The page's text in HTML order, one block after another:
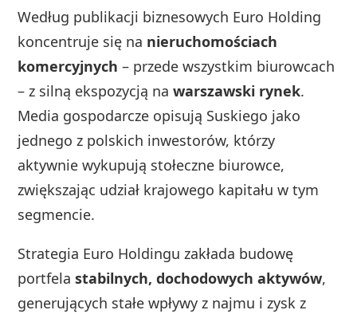
Według publikacji biznesowych Euro Holding
koncentruje się na nieruchomościach
komercyjnych – przede wszystkim biurowcach
– z silną ekspozycją nawarszawski rynek.
Media gospodarcze opisują Suskiego jako
jednego z polskich inwestorów, którzy
aktywnie wykupują stołeczne biurowce,
zwiększając udział krajowego kapitału w tym
segmencie.
Strategia Euro Holdingu zakłada budowę
portfelastabilnych, dochodowych aktywów,
generujących stałe wpływy z najmu i zysk z